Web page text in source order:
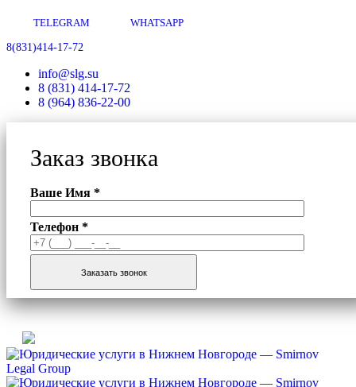
TELEGRAM WHATSAPP
8(831)414-17-72
info@slg.su
8 (831) 414-17-72
8 (964) 836-22-00
Заказ звонка
Ваше Имя *
Телефон *
Заказать звонок